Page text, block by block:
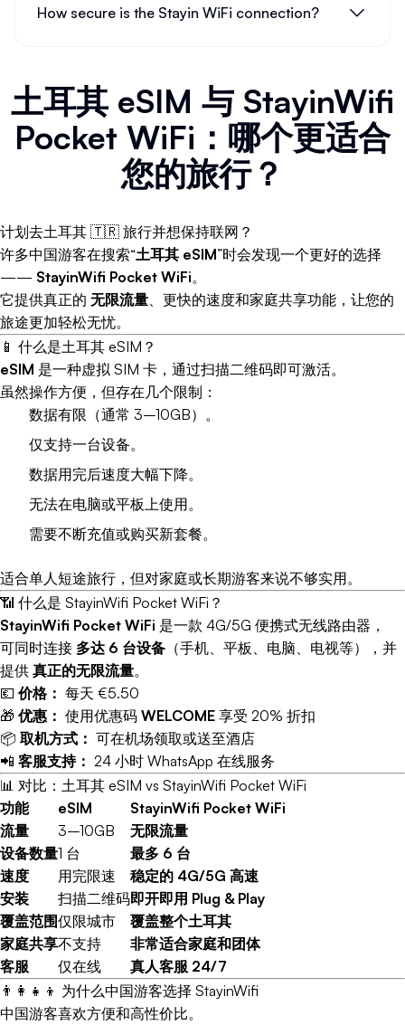
How secure is the Stayin WiFi connection?
土耳其 eSIM 与 StayinWifi
Pocket WiFi：哪个更适合
您的旅行？
计划去土耳其 🇹🇷 旅行并想保持联网？
许多中国游客在搜索“土耳其 eSIM”时会发现一个更好的选择
—— StayinWifi Pocket WiFi。
它提供真正的 无限流量 、更快的速度和家庭共享功能，让您的
旅途更加轻松无忧。
📱 什么是土耳其 eSIM？
eSIM 是一种虚拟 SIM 卡，通过扫描二维码即可激活。
虽然操作方便，但存在几个限制：
数据有限（通常 3–10GB）。
仅支持一台设备。
数据用完后速度大幅下降。
无法在电脑或平板上使用。
需要不断充值或购买新套餐。
适合单人短途旅行，但对家庭或长期游客来说不够实用。
📶 什么是 StayinWifi Pocket WiFi？
StayinWifi Pocket WiFi 是一款 4G/5G 便携式无线路由器，
可同时连接 多达 6 台设备 （手机、平板、电脑、电视等），并
提供 真正的无限流量。
💶 价格： 每天 €5.50
🎁 优惠： 使用优惠码 WELCOME 享受 20% 折扣
📦 取机方式： 可在机场领取或送至酒店
📲 客服支持： 24 小时 WhatsApp 在线服务
📊 对比：土耳其 eSIM vs StayinWifi Pocket WiFi
功能
eSIM
StayinWifi Pocket WiFi
流量
3–10GB
无限流量
设备数量1 台
最多 6 台
速度
用完限速
稳定的 4G/5G 高速
安装
扫描二维码即开即用 Plug & Play
覆盖范围仅限城市
覆盖整个土耳其
家庭共享不支持
非常适合家庭和团体
客服
仅在线
真人客服 24/7
👨‍👩‍👧‍👦 为什么中国游客选择 StayinWifi
中国游客喜欢方便和高性价比。